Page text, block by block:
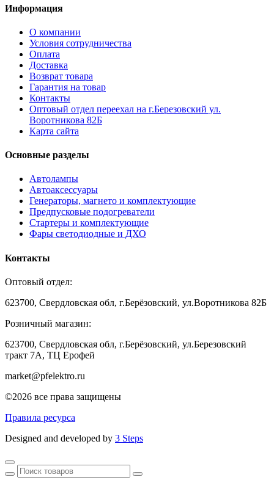
Информация
О компании
Условия сотрудничества
Оплата
Доставка
Возврат товара
Гарантия на товар
Контакты
Оптовый отдел переехал на г.Березовский ул.
Воротникова 82Б
Карта сайта
Основные разделы
Автолампы
Автоаксессуары
Генераторы, магнето и комплектующие
Предпусковые подогреватели
Стартеры и комплектующие
Фары светодиодные и ДХО
Контакты
Оптовый отдел:
623700, Свердловская обл, г.Берёзовский, ул.Воротникова 82Б
Розничный магазин:
623700, Свердловская обл, г.Берёзовский, ул.Березовский
тракт 7А, ТЦ Ерофей
market@pfelektro.ru
©2026 все права защищены
Правила ресурса
Designed and developed by 3 Steps